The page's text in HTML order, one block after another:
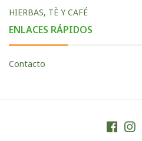
HIERBAS, TÈ Y CAFÉ
ENLACES RÁPIDOS
Contacto